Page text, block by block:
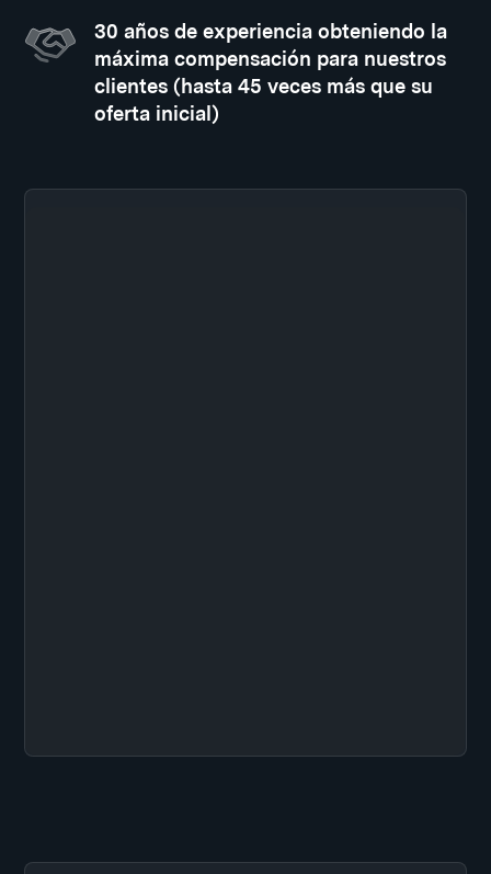
30 años de experiencia obteniendo la
máxima compensación para nuestros
clientes (hasta 45 veces más que su
oferta inicial)